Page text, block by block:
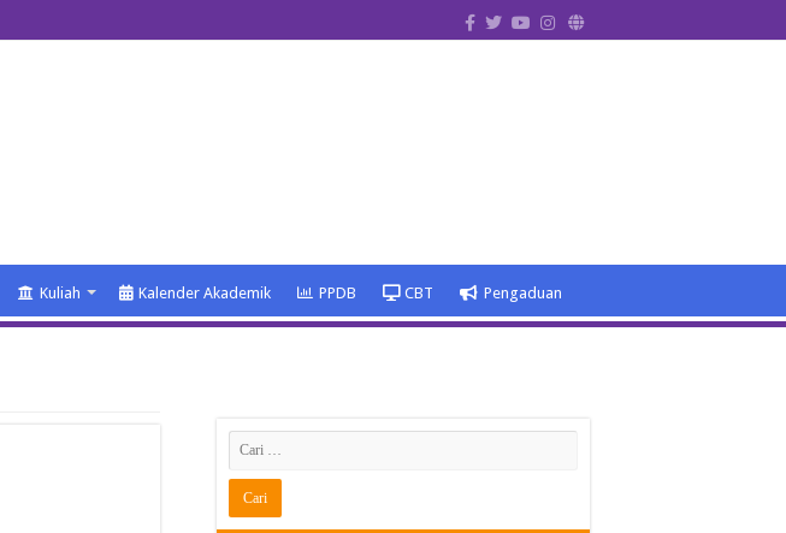
Kuliah Kalender Akademik PPDB CBT Pengaduan